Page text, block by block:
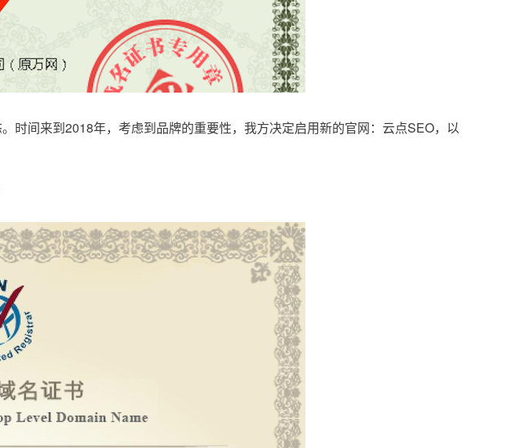
时间来到2018年，考虑到品牌的重要性，我方决定启用新的官网：云点SEO，以